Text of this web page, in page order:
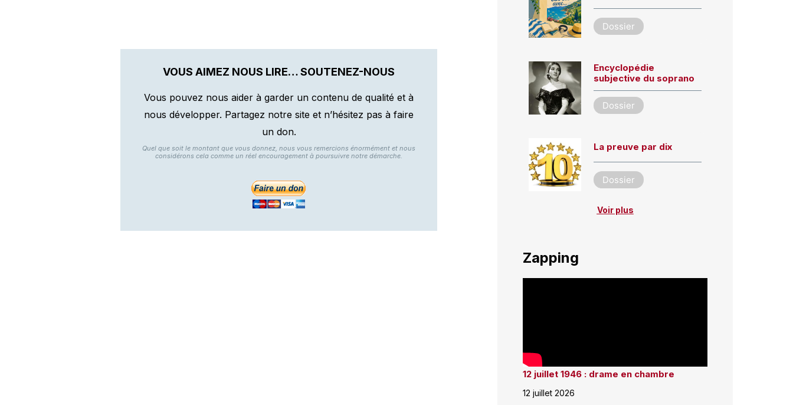
VOUS AIMEZ NOUS LIRE… SOUTENEZ-NOUS
Vous pouvez nous aider à garder un contenu de qualité et à
nous développer. Partagez notre site et n’hésitez pas à faire
un don.
Quel que soit le montant que vous donnez, nous vous remercions énormément et nous
considérons cela comme un réel encouragement à poursuivre notre démarche.
Dossier
Encyclopédie
subjective du soprano
Dossier
La preuve par dix
Dossier
Voir plus
Zapping
12 juillet 1946 : drame en chambre
12 juillet 2026